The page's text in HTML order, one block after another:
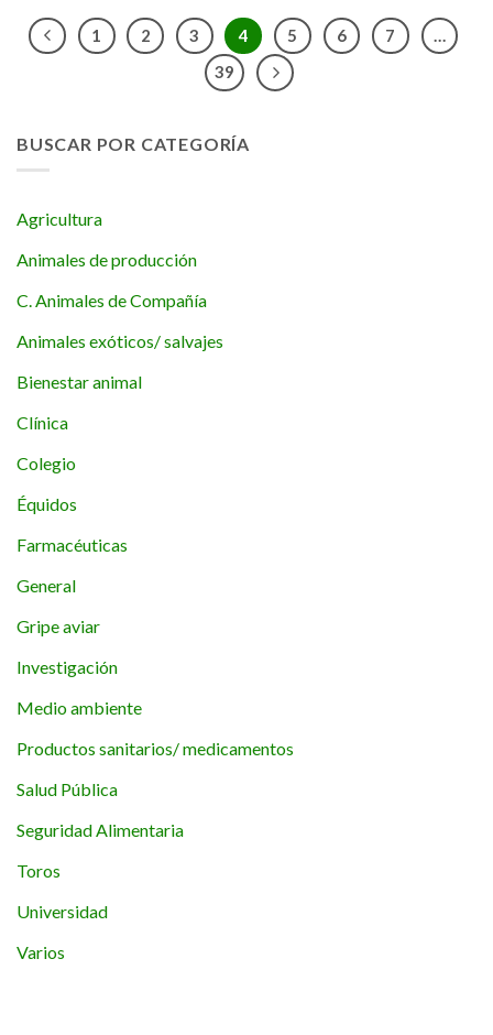
1 2 3 4 5 6 7
39
BUSCAR POR CATEGORÍA
Agricultura
Animales de producción
C. Animales de Compañía
Animales exóticos/ salvajes
Bienestar animal
Clínica
Colegio
Équidos
Farmacéuticas
General
Gripe aviar
Investigación
Medio ambiente
Productos sanitarios/ medicamentos
Salud Pública
Seguridad Alimentaria
Toros
Universidad
Varios